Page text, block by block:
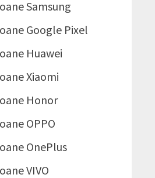
Samsung
Google Pixel
Huawei
Xiaomi
Honor
OPPO
OnePlus
VIVO